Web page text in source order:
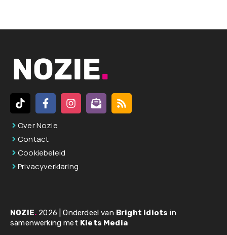
e
n
a
i
v
e
:
Over Nozie
Contact
Cookiebeleid
Privacyverklaring
NOZIE. 2026 | Onderdeel van Bright Idiots in
samenwerking met Klets Media